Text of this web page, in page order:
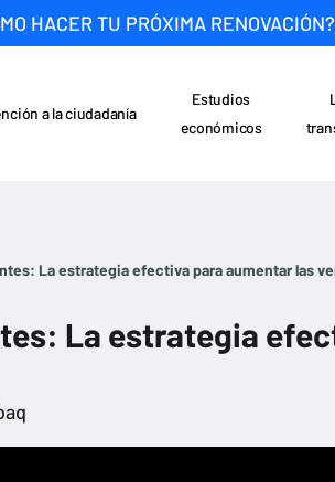
HACER TU PRÓXIMA
a la ciudadanía
Estudios
económicos
La estrategia efectiva para aumentar las
La estrategia